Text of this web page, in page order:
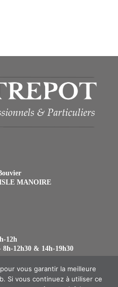
MANOIRE
12h
12h30 & 14h-19h30
S’ouvre
vous garantir la meilleure
Si vous continuez à utiliser ce